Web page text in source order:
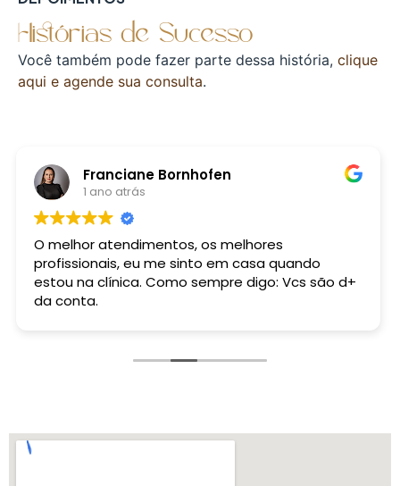
Histórias de Sucesso
Você também pode fazer parte dessa história, clique
aqui e agende sua consulta.
Franciane Bornhofen
1 ano atrás
melhor atendimentos, os melhores
eu me sinto em casa quando
na clínica. Como sempre digo: Vcs são d+
conta.